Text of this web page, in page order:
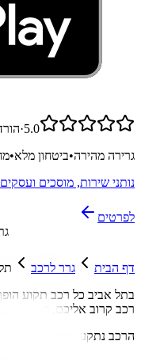
5.0
·
גרירה מהירה•ביטחון מלא•
נותני שירות, מוסכים
לפרטים
דף הבית גרר לרכב
רכב קרוב אליכם, מסמן
הרכב נתקע באמצע פקק על